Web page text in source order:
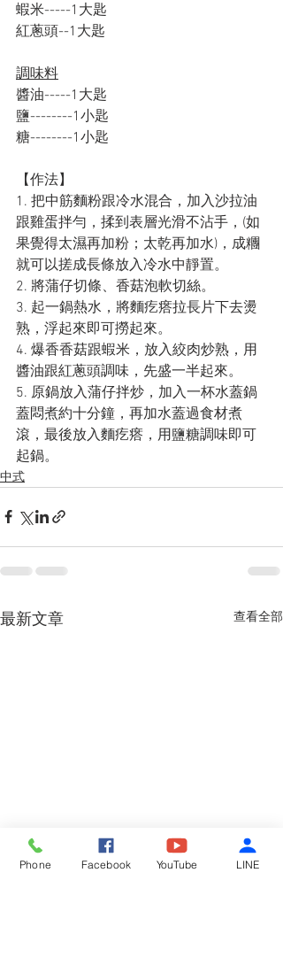
蝦米-----1大匙
紅蔥頭--1大匙
調味料
醬油-----1大匙
鹽--------1小匙
糖--------1小匙
【作法】
1. 把中筋麵粉跟冷水混合，加入沙拉油
跟雞蛋拌勻，揉到表層光滑不沾手，(如
果覺得太濕再加粉；太乾再加水)，成糰
就可以搓成長條放入冷水中靜置。
2. 將蒲仔切條、香菇泡軟切絲。
3. 起一鍋熱水，將麵疙瘩拉長片下去燙
熟，浮起來即可撈起來。
4. 爆香香菇跟蝦米，放入絞肉炒熟，用
醬油跟紅蔥頭調味，先盛一半起來。
5. 原鍋放入蒲仔拌炒，加入一杯水蓋鍋
蓋悶煮約十分鐘，再加水蓋過食材煮
滾，最後放入麵疙瘩，用鹽糖調味即可
起鍋。
中式
最新文章 查看全部
Phone Facebook YouTube LINE